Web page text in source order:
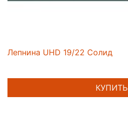
Лепнина UHD 19/22 Солид
КУПИТЬ